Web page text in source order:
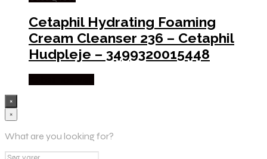
Cetaphil Hydrating Foaming
Cream Cleanser 236 – Cetaphil
Hudpleje – 3499320015448
×
×
What are you looking for?